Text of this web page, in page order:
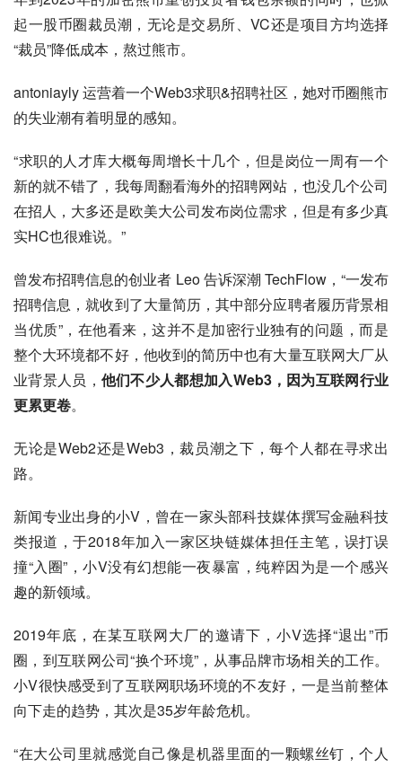
起一股币圈裁员潮，无论是交易所、VC还是项目方均选择
“裁员”降低成本，熬过熊市。
antoniayly 运营着一个Web3求职&招聘社区，她对币圈熊市
的失业潮有着明显的感知。
“求职的人才库大概每周增长十几个，但是岗位一周有一个
新的就不错了，我每周翻看海外的招聘网站，也没几个公司
在招人，大多还是欧美大公司发布岗位需求，但是有多少真
实HC也很难说。”
曾发布招聘信息的创业者 Leo 告诉深潮 TechFlow，“一发布
招聘信息，就收到了大量简历，其中部分应聘者履历背景相
当优质”，在他看来，这并不是加密行业独有的问题，而是
整个大环境都不好，他收到的简历中也有大量互联网大厂从
业背景人员， 他们不少人都想加入Web3，因为互联网行业
更累更卷。
无论是Web2还是Web3，裁员潮之下，每个人都在寻求出
路。
新闻专业出身的小V，曾在一家头部科技媒体撰写金融科技
类报道，于2018年加入一家区块链媒体担任主笔，误打误
撞“入圈”，小V没有幻想能一夜暴富，纯粹因为是一个感兴
趣的新领域。
2019年底，在某互联网大厂的邀请下，小V选择“退出”币
圈，到互联网公司“换个环境”，从事品牌市场相关的工作。
小V很快感受到了互联网职场环境的不友好，一是当前整体
向下走的趋势，其次是35岁年龄危机。
“在大公司里就感觉自己像是机器里面的一颗螺丝钉，个人